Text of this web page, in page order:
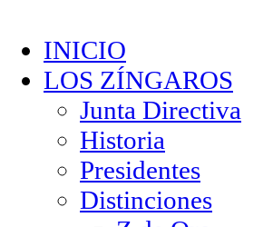
INICIO
LOS ZÍNGAROS
Junta Directiva
Historia
Presidentes
Distinciones